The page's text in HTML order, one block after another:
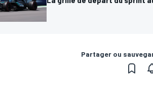
Partager ou